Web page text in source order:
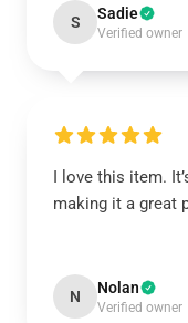
S Sadie
Verified owner
I love this item.
making it a great
N Nolan
Verified owner